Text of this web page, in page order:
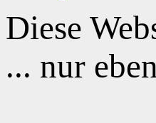
Diese
... nur